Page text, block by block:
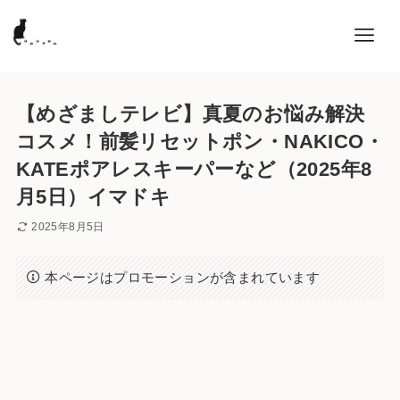
【めざましテレビ】真夏のお悩み解決
コスメ！前髪リセットポン・NAKICO・
KATEポアレスキーパーなど（2025年8
月5日）イマドキ
2025年8月5日
本ページはプロモーションが含まれています